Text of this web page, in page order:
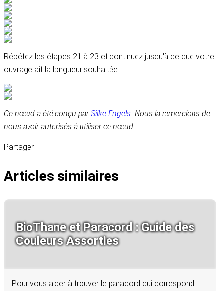
Répétez les étapes 21 à 23 et continuez jusqu'à ce que votre
ouvrage ait la longueur souhaitée.
Ce nœud a été conçu parSilke Engels. Nous la remercions de
nous avoir autorisés à utiliser ce nœud.
Partager
Articles similaires
BioThane et Paracord : Guide des
Couleurs Assorties
Pour vous aider à trouver le paracord qui correspond